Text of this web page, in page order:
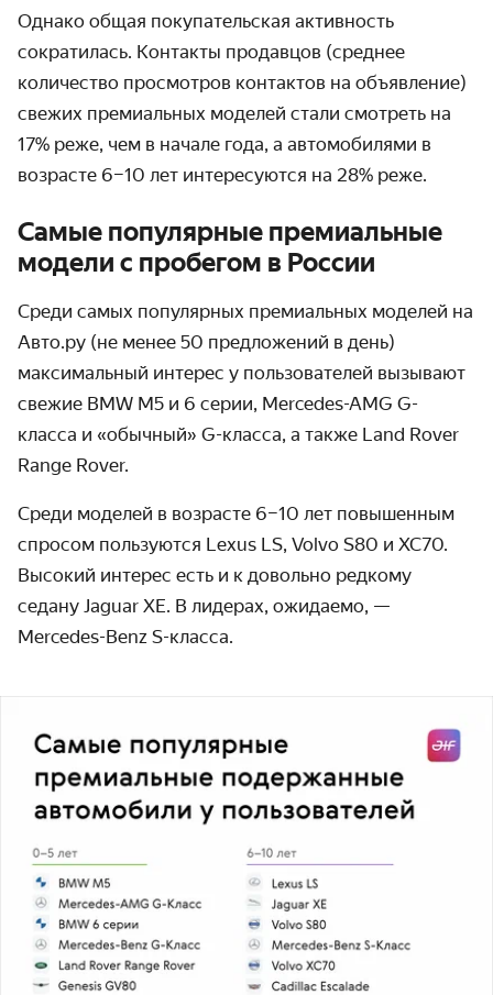
Однако общая покупательская активность
сократилась. Контакты продавцов (среднее
количество просмотров контактов на объявление)
свежих премиальных моделей стали смотреть на
17% реже, чем в начале года, а автомобилями в
возрасте 6–10 лет интересуются на 28% реже.
Самые популярные премиальные
модели с пробегом в России
Среди самых популярных премиальных моделей на
Авто.ру (не менее 50 предложений в день)
максимальный интерес у пользователей вызывают
свежие BMW M5 и 6 серии, Mercedes-AMG G-
класса и «обычный» G-класса, а также Land Rover
Range Rover.
Среди моделей в возрасте 6–10 лет повышенным
спросом пользуются Lexus LS, Volvo S80 и XC70.
Высокий интерес есть и к довольно редкому
седану Jaguar XE. В лидерах, ожидаемо, —
Mercedes-Benz S-класса.